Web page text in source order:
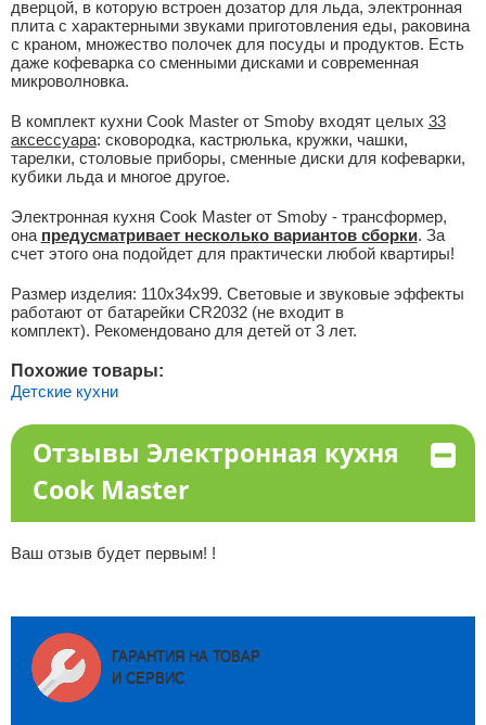
дверцой, в которую встроен дозатор для льда, электронная
плита с характерными звуками приготовления еды, раковина
с краном, множество полочек для посуды и продуктов. Есть
даже кофеварка со сменными дисками и современная
микроволновка.
В комплект кухни Cook Master от Smoby входят целых 33
аксессуара: сковородка, кастрюлька, кружки, чашки,
тарелки, столовые приборы, сменные диски для кофеварки,
кубики льда и многое другое.
Электронная кухня Cook Master от Smoby - трансформер,
она предусматривает несколько вариантов сборки. За
счет этого она подойдет для практически любой квартиры!
Размер изделия: 110х34х99. Световые и звуковые эффекты
работают от батарейки CR2032 (не входит в
комплект). Рекомендовано для детей от 3 лет.
Похожие товары:
Детские кухни
Отзывы Электронная кухня
Cook Master
Ваш отзыв будет первым! !
ГАРАНТИЯ НА ТОВАР
И СЕРВИС